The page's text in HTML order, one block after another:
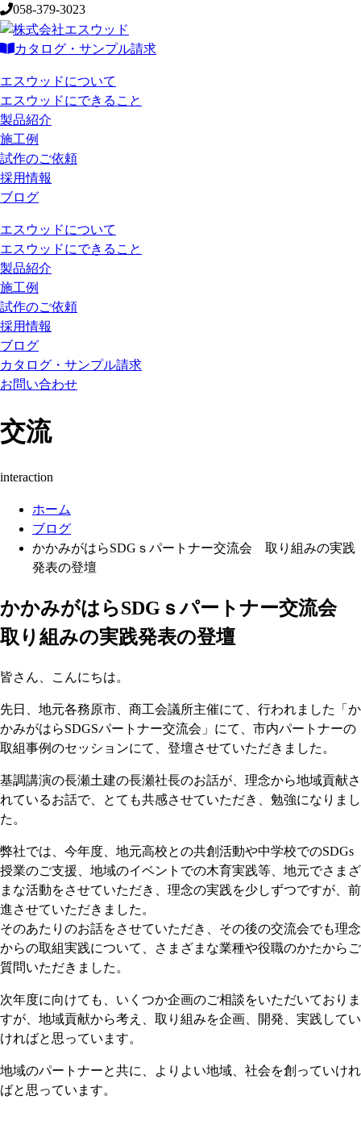
058-379-3023
カタログ・サンプル請求
エスウッドについて
エスウッドにできること
製品紹介
施工例
試作のご依頼
採用情報
ブログ
エスウッドについて
エスウッドにできること
製品紹介
施工例
試作のご依頼
採用情報
ブログ
カタログ・サンプル請求
お問い合わせ
交流
interaction
ホーム
ブログ
かかみがはらSDGｓパートナー交流会 取り組みの実践
発表の登壇
かかみがはらSDGｓパートナー交流会
取り組みの実践発表の登壇
皆さん、こんにちは。
先日、地元各務原市、商工会議所主催にて、行われました「か
かみがはらSDGSパートナー交流会」にて、市内パートナーの
取組事例のセッションにて、登壇させていただきました。
基調講演の長瀬土建の長瀬社長のお話が、理念から地域貢献さ
れているお話で、とても共感させていただき、勉強になりまし
た。
弊社では、今年度、地元高校との共創活動や中学校でのSDGs
授業のご支援、地域のイベントでの木育実践等、地元でさまざ
まな活動をさせていただき、理念の実践を少しずつですが、前
進させていただきました。
そのあたりのお話をさせていただき、その後の交流会でも理念
からの取組実践について、さまざまな業種や役職のかたからご
質問いただきました。
次年度に向けても、いくつか企画のご相談をいただいておりま
すが、地域貢献から考え、取り組みを企画、開発、実践してい
ければと思っています。
地域のパートナーと共に、よりよい地域、社会を創っていけれ
ばと思っています。